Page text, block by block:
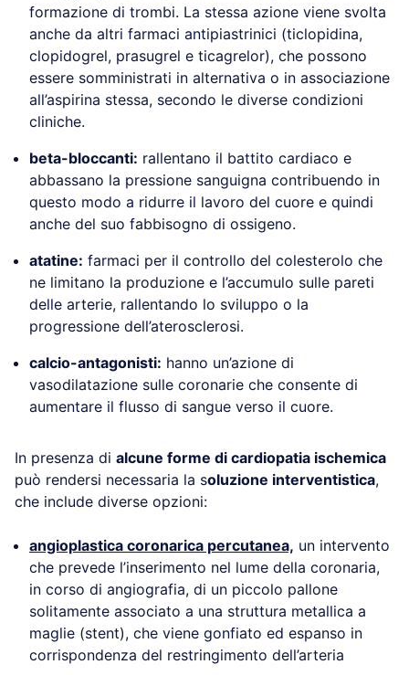
formazione di trombi. La stessa azione viene svolta
anche da altri farmaci antipiastrinici (ticlopidina,
clopidogrel, prasugrel e ticagrelor), che possono
essere somministrati in alternativa o in associazione
all’aspirina stessa, secondo le diverse condizioni
cliniche.
beta-bloccanti: rallentano il battito cardiaco e
abbassano la pressione sanguigna contribuendo in
questo modo a ridurre il lavoro del cuore e quindi
anche del suo fabbisogno di ossigeno.
atatine: farmaci per il controllo del colesterolo che
ne limitano la produzione e l’accumulo sulle pareti
delle arterie, rallentando lo sviluppo o la
progressione dell’aterosclerosi.
calcio-antagonisti: hanno un’azione di
vasodilatazione sulle coronarie che consente di
aumentare il flusso di sangue verso il cuore.
In presenza di alcune forme di cardiopatia ischemica
può rendersi necessaria la soluzione interventistica,
che include diverse opzioni:
angioplastica coronarica percutanea, un intervento
che prevede l’inserimento nel lume della coronaria,
in corso di angiografia, di un piccolo pallone
solitamente associato a una struttura metallica a
maglie (stent), che viene gonfiato ed espanso in
corrispondenza del restringimento dell’arteria